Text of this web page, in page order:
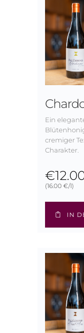
Ein
cremiger
Charakter.
€
(16.00 €/l)
IN